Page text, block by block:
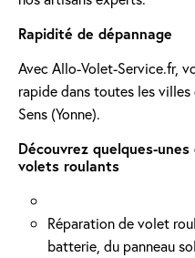
Rapidité de dépannage
Avec Allo-Volet-Service.fr,
rapide dans toutes les villes
Sens (Yonne).
Découvrez quelques-
volets roulants
Réparation de volet
batterie, du panneau